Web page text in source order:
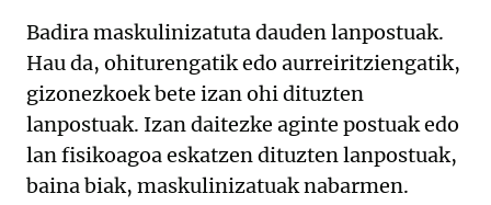
Badira maskulinizatuta dauden lanpostuak.
Hau da, ohiturengatik edo aurreiritziengatik,
gizonezkoek bete izan ohi dituzten
lanpostuak. Izan daitezke aginte postuak edo
lan fisikoagoa eskatzen dituzten lanpostuak,
baina biak, maskulinizatuak nabarmen.